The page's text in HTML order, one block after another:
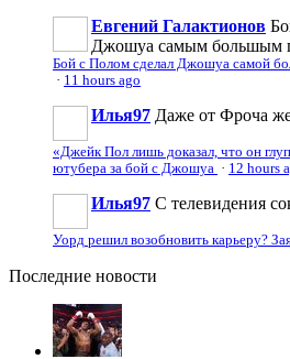
Евгений Галактионов
Джошуа самым большым
Бой с Полом сделал Джошуа самой
· 11 hours ago
Илья97 Даже от Фроча
«Джейк Пол лишь доказал, что он
ютубера за бой с Джошуа · 12 hours
Илья97 С телевидения
Уорд решил возобновить карьеру?
Последние новости